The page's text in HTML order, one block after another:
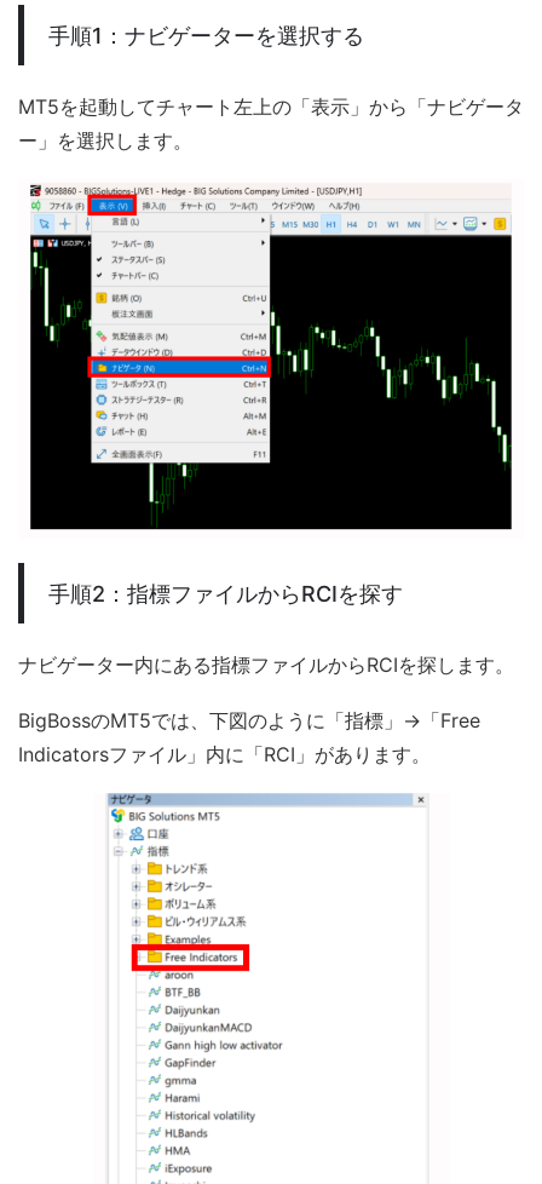
手順1：ナビゲーターを選択する
MT5を起動してチャート左上の「表示」から「ナビゲータ
ー」を選択します。
手順2：指標ファイルからRCIを探す
ナビゲーター内にある指標ファイルからRCIを探します。
BigBossのMT5では、下図のように「指標」→「Free
Indicatorsファイル」内に「RCI」があります。